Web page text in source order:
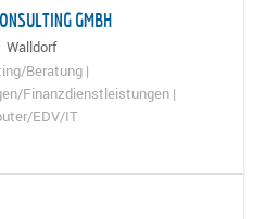
GMBH
Walldorf
Beratung |
Finanzdienstleistungen |
EDV/IT